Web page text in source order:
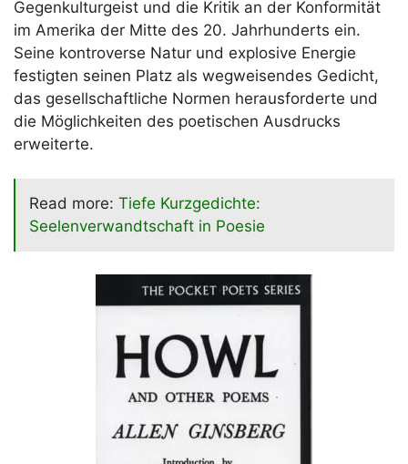
Gegenkulturgeist und die Kritik an der Konformität
im Amerika der Mitte des 20. Jahrhunderts ein.
Seine kontroverse Natur und explosive Energie
festigten seinen Platz als wegweisendes Gedicht,
das gesellschaftliche Normen herausforderte und
die Möglichkeiten des poetischen Ausdrucks
erweiterte.
Read more: Tiefe Kurzgedichte:
Seelenverwandtschaft in Poesie